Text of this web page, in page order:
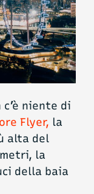
niente di
Flyer, la
alta del
la
della baia